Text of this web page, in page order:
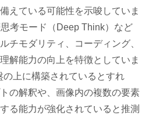
えている可能性を示唆していま
考モード（Deep Think）など
チモダリティ、コーディング、
解能力の向上を特徴としていま
上に構築されているとすれ
の解釈や、画像内の複数の要素
る能力が強化されていると推測